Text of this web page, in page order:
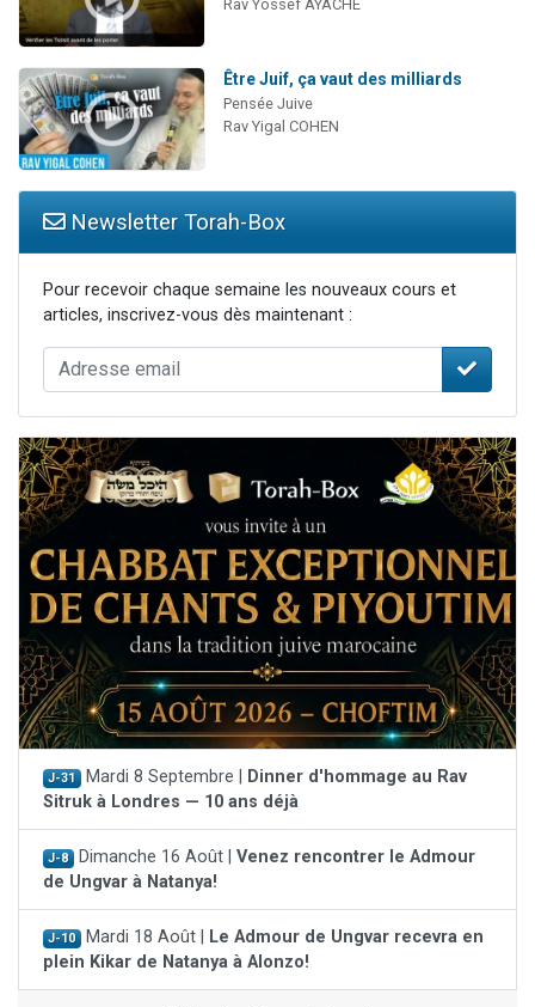
Rav Yossef AYACHE
Être Juif, ça vaut des milliards
Pensée Juive
Rav Yigal COHEN
Newsletter Torah-Box
Pour recevoir chaque semaine les nouveaux cours et
articles, inscrivez-vous dès maintenant :
J-31 Mardi 8 Septembre |
Dinner d'hommage au Rav
Sitruk à Londres — 10 ans déjà
J-8 Dimanche 16 Août | Venez rencontrer le Admour
de Ungvar à Natanya!
J-10 Mardi 18 Août |
Le Admour de Ungvar recevra en
plein Kikar de Natanya à Alonzo!